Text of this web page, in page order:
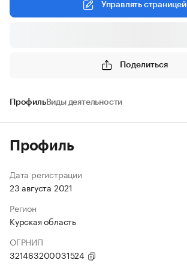
Управлять страницей
Поделиться
ПрофильВиды деятельности
Профиль
Дата регистрации
23 августа 2021
Регион
Курская область
ОГРНИП
321463200031524